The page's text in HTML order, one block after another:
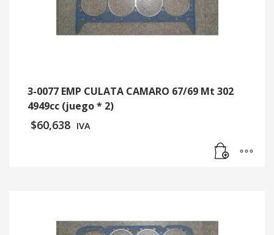
3-0077 EMP CULATA CAMARO 67/69 Mt 302
4949cc (juego * 2)
$60,638 IVA